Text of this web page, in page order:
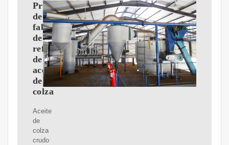
Proveedores
de
fabricantes
de
refinería
de
aceite
de
colza
Aceite
de
colza
crudo